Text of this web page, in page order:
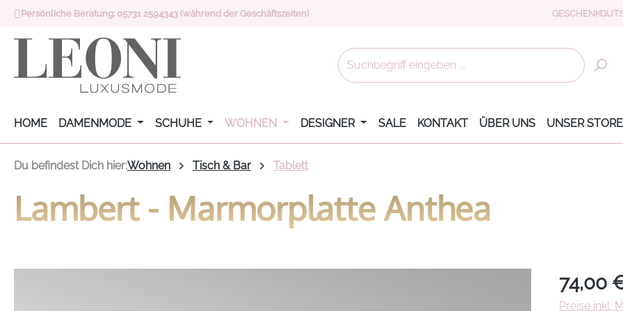
Hauptinhalt springen
Zur Suche springen
Zur Hauptnavigation springen
Persönliche Beratung: 05731 2594343 (während der Geschäftszeiten)
HOME DAMENMODE SCHUHE WOHNEN DESIGNER SALE KONTAKT ÜBER UNS UNSER STORE
Du befindest Dich hier:Wohnen Tisch & Bar Tablett
Lambert - Marmorplatte Anthea
Regulärer
74,00
Preise inkl.